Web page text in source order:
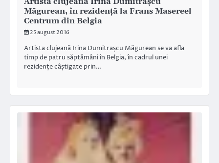
Măgurean, în rezidență la Frans Masereel
Centrum din Belgia
25 august 2016
Artista clujeană Irina Dumitrașcu Măgurean se va afla
timp de patru săptămâni în Belgia, în cadrul unei
rezidențe câștigate prin…